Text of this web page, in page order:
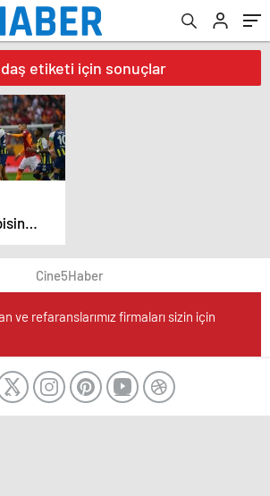
etiketi için sonuçlar
Cine5Haber
ve refaranslarımız firmaları sizin için